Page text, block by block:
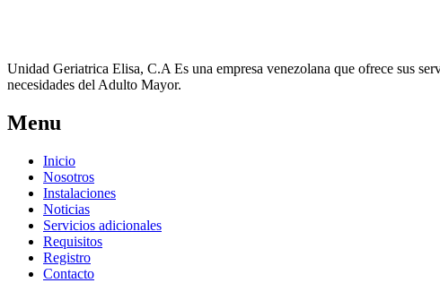
Unidad Geriatrica Elisa, C.A Es una empresa venezolana que ofrece sus
necesidades del Adulto Mayor.
Menu
Inicio
Nosotros
Instalaciones
Noticias
Servicios adicionales
Requisitos
Registro
Contacto